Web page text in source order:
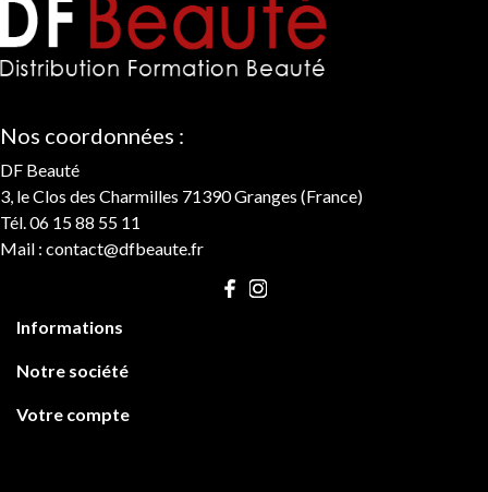
Nos coordonnées :
DF Beauté
3, le Clos des Charmilles 71390 Granges (France)
Tél. 06 15 88 55 11
Mail : contact@dfbeaute.fr
Informations
Notre société
Votre compte